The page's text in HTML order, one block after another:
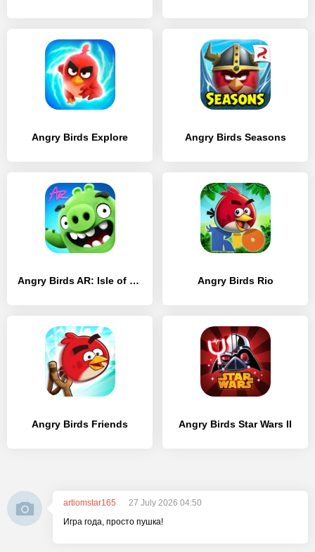
Angry Birds Explore Angry Birds Seasons
Angry Birds AR: Isle of Pigs Angry Birds Rio
Angry Birds Friends Angry Birds Star Wars II
artiomstar165
27 July 2026 04:50
Игра года, просто пушка!